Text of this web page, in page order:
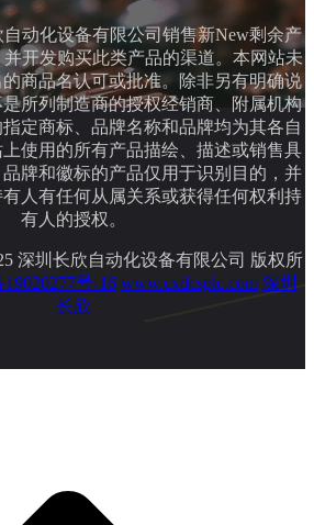
动化设备有限公司销售新New剩余产
并开发购买此类产品的渠道。本网站未
商品名认可或批准。除非另有明确说
所列制造商的授权经销商、附属机构
定商标、品牌名称和品牌均为其各自
使用的所有产品描绘、描述或销售具
牌和徽标的产品仅用于识别目的，并
人有任何从属关系或获得任何权利持
有人的授权。
深圳长欣自动化设备有限公司 版权所
号-16 www.cxdcsplc.com 深圳
长欣